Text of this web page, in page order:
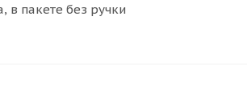
в пакете без ручки